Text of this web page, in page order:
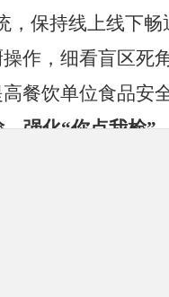
，保持线上线下
作，细看盲区死
餐饮单位食品安
强化“你点我检”